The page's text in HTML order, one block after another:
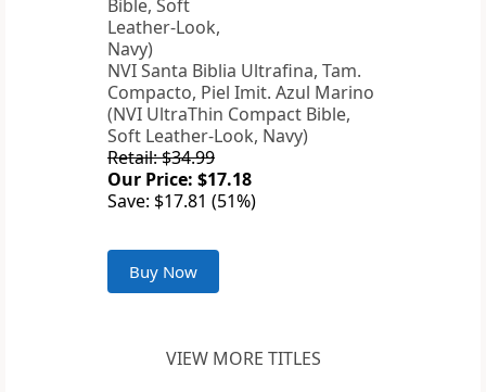
NVI Santa Biblia Ultrafina, Tam.
Compacto, Piel Imit. Azul Marino
(NVI UltraThin Compact Bible,
Soft Leather-Look, Navy)
Retail: $34.99
Our Price: $17.18
Save: $17.81 (51%)
Buy Now
VIEW MORE TITLES